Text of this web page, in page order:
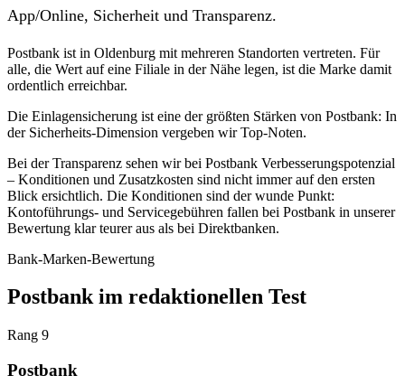
App/Online, Sicherheit und Transparenz.
Postbank ist in Oldenburg mit mehreren Standorten vertreten. Für
alle, die Wert auf eine Filiale in der Nähe legen, ist die Marke damit
ordentlich erreichbar.
Die Einlagensicherung ist eine der größten Stärken von Postbank: In
der Sicherheits-Dimension vergeben wir Top-Noten.
Bei der Transparenz sehen wir bei Postbank Verbesserungspotenzial
– Konditionen und Zusatzkosten sind nicht immer auf den ersten
Blick ersichtlich. Die Konditionen sind der wunde Punkt:
Kontoführungs- und Servicegebühren fallen bei Postbank in unserer
Bewertung klar teurer aus als bei Direktbanken.
Bank-Marken-Bewertung
Postbank im redaktionellen Test
Rang 9
Postbank